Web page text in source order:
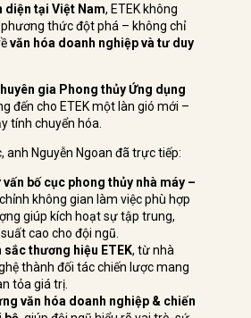
diện tại Việt Nam, ETEK không
thức đột phá – không chỉ
văn hóa doanh nghiệp và tư duy
gia Phong thủy Ứng dụng
đến cho ETEK một làn gió mới –
tính chuyển hóa.
anh Nguyễn Ngoan đã trực tiếp:
vấn bố cục phong thủy nhà máy –
không gian làm việc phù hợp
giúp kích hoạt sự tập trung,
cao cho đội ngũ.
sắc thương hiệu ETEK, từ nhà
thành đối tác chiến lược mang
tỏa giá trị.
văn hóa doanh nghiệp & chiến